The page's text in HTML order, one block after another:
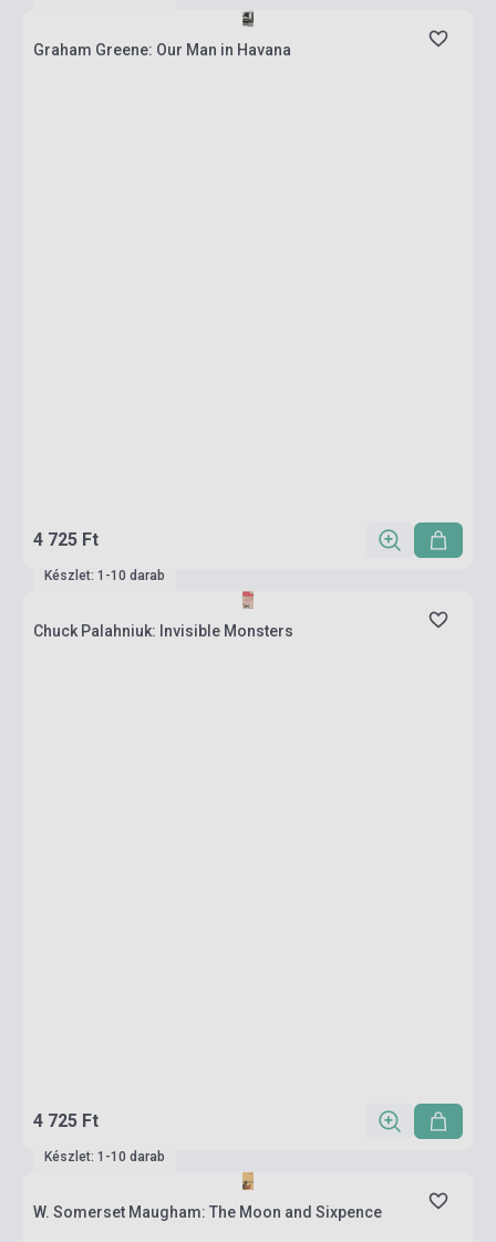
Graham Greene: Our Man in Havana
4 725 Ft
Készlet: 1-10 darab
Chuck Palahniuk: Invisible Monsters
4 725 Ft
Készlet: 1-10 darab
W. Somerset Maugham: The Moon and Sixpence